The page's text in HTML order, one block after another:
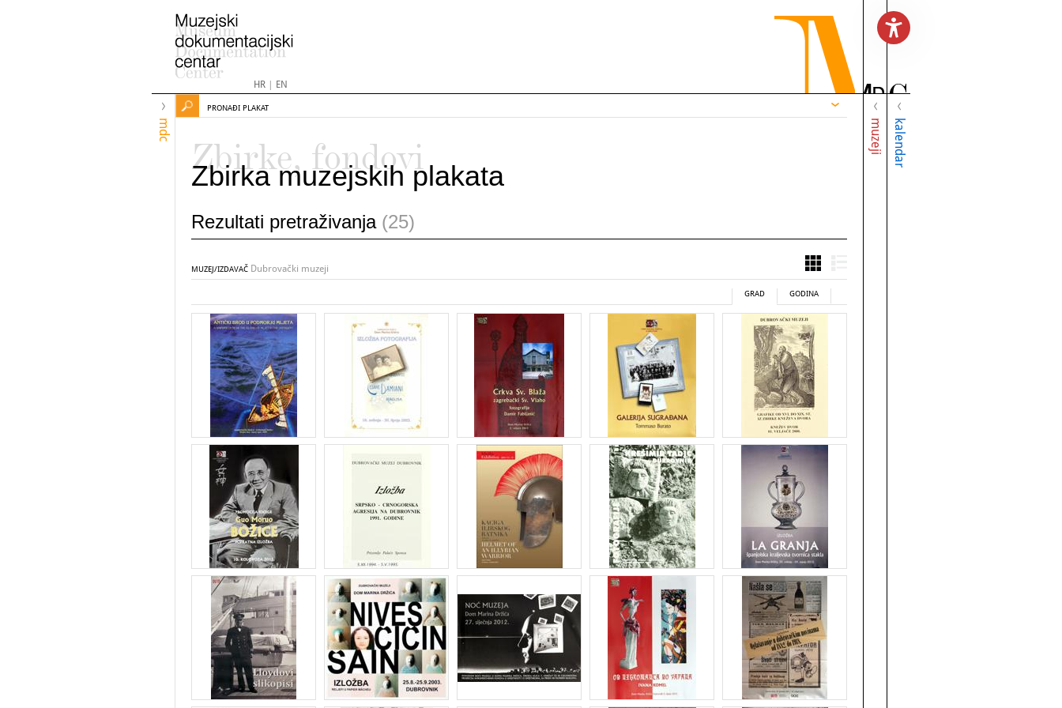
HR| EN
mdc muzeji kalendar
PRONAĐI PLAKAT
Zbirke, fondovi
Zbirka muzejskih plakata
Rezultati pretraživanja (25)
MUZEJ/IZDAVAČ Dubrovački muzeji
GRAD GODINA